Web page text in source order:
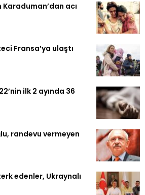
acı
Fransa’ya ulaştı
ilk 2 ayında 36
randevu vermeyen
edenler, Ukraynalı